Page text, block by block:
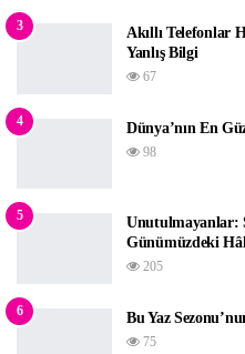
3
Akıllı Telefonlar
Yanlış Bilgi
67
4 Dünya’nın En
98
5
‌Unutulmayanlar:
Günümüzdeki
205
6 Bu Yaz
75